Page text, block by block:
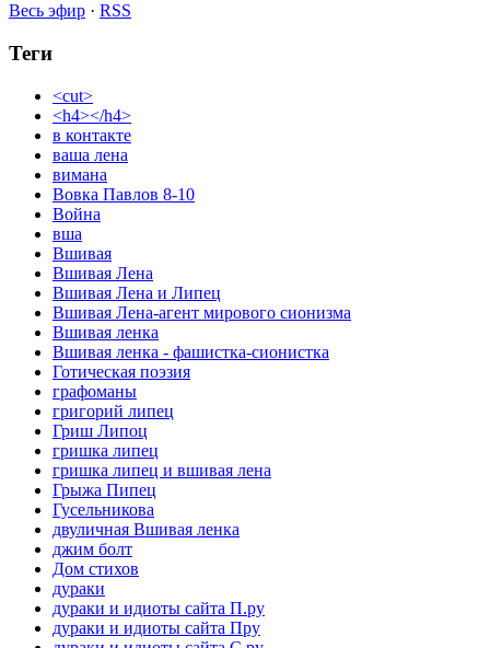
Весь эфир · RSS
Теги
<cut>
<h4></h4>
в контакте
ваша лена
вимана
Вовка Павлов 8-10
Война
вша
Вшивая
Вшивая Лена
Вшивая Лена и Липец
Вшивая Лена-агент мирового сионизма
Вшивая ленка
Вшивая ленка - фашистка-сионистка
Готическая поэзия
графоманы
григорий липец
Гриш Липоц
гришка липец
гришка липец и вшивая лена
Грыжа Пипец
Гусельникова
двуличная Вшивая ленка
джим болт
Дом стихов
дураки
дураки и идиоты сайта П.ру
дураки и идиоты сайта Пру